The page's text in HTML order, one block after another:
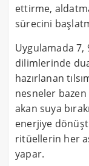
ettirme,
sürecini
Uygulamada 7,
dilimlerinde
hazırlanan
nesneler bazen
akan suya
enerjiye
ritüellerin her
yapar.